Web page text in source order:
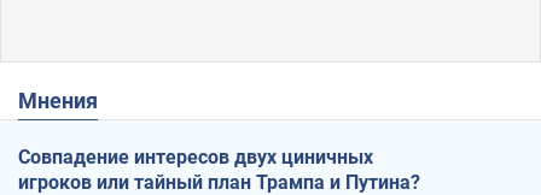
Мнения
Совпадение интересов двух циничных
игроков или тайный план Трампа и Путина?